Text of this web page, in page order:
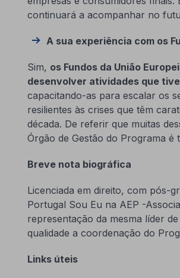
continuará a acompanhar no
A sua experiência com os
Sim, os Fundos da União
desenvolver atividades que
capacitando-as para escalar os
resilientes às crises que têm
década. De referir que muitas
Órgão de Gestão do Programa
Breve nota biográfica
Licenciada em direito, com pós-
Portugal Sou Eu na AEP -
representação da mesma líder
qualidade a coordenação do
Links úteis